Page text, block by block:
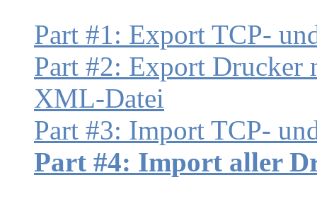
Part #1: Export TCP-
Part #2: Export Drucker
XML-Datei
Part #3: Import TCP-
Part #4: Import aller